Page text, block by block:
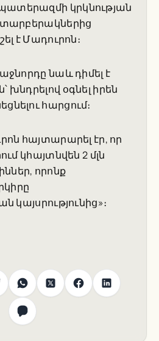
կրկնության
է Մադուրոն։
նաև դիմել է
խնդրելով օգնել իրեն
հարցում։
հայտարարել էր, որ
կհայտնվեն 2 մլն
որոնք
կայսրությունից»։